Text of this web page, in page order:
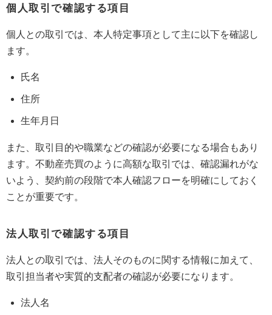
個人取引で確認する項目
個人との取引では、本人特定事項として主に以下を確認し
ます。
氏名
住所
生年月日
また、取引目的や職業などの確認が必要になる場合もあり
ます。不動産売買のように高額な取引では、確認漏れがな
いよう、契約前の段階で本人確認フローを明確にしておく
ことが重要です。
法人取引で確認する項目
法人との取引では、法人そのものに関する情報に加えて、
取引担当者や実質的支配者の確認が必要になります。
法人名